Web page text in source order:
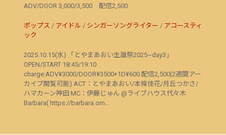
ADV/DOOR 3,000/3,500 配信2,500
ポップス / アイドル / シンガーソングライター / アコースティ
ック
2025.10.15(水) 「とやまあおい生誕祭2025~day3」
OPEN/START 18:45/19:10
charge:ADV¥3000/DOOR¥3500+1D¥600 配信2,500(2週間アー
カイブ閲覧可能) ACT：とやまあおい/本條佳花/月丘つかさ/
ハマカーン神田 MC：伊藤じゅん @ライブハウス代々木
Barbara( https://barbara.om...